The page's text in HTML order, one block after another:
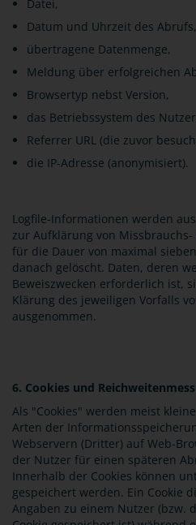
Datei,
Datum und Uhrzeit des Abrufs,
übertragene Datenmenge,
Meldung über erfolgreichen
Browsertyp nebst Version,
das Betriebssystem des
Referrer URL (die zuvor
die IP-Adresse (anonymisiert).
Logfile-Informationen werden
zur Aufklärung von
für die Dauer von maximal
danach gelöscht. Daten, deren
Beweiszwecken erforderlich ist,
Klärung des jeweiligen Vorfalls
ausgenommen.
6. Cookies und
Als "Cookies" werden meist
Arten der
Webservern (Dritter) auf Web-
der Nutzer für einen späteren
Innerhalb der Cookies können
gespeichert werden. Ein Cookie
Angaben zu einem Nutzer (bzw.